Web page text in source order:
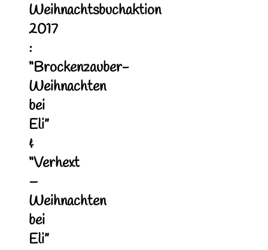
Weihnachtsbuchaktion
2017
:
“Brockenzauber-
Weihnachten
bei
Eli”
&
“Verhext
–
Weihnachten
bei
Eli”